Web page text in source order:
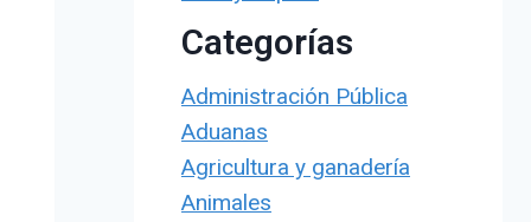
Categorías
Administración Pública
Aduanas
Agricultura y ganadería
Animales